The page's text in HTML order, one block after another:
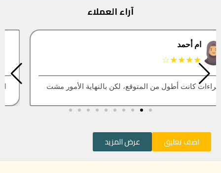
آراء العملاء
★★★★★
العقار اللي كنت أبيه طلع مباع، أتمنى التحديث يكون أسرع
اضف تعليق عرض المزيد